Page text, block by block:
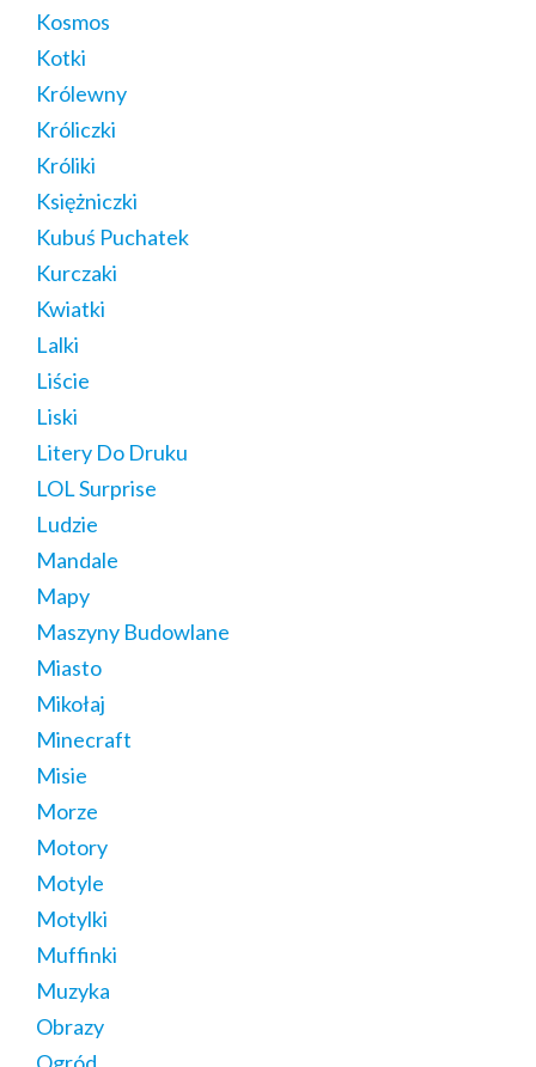
Kosmos
Kotki
Królewny
Króliczki
Króliki
Księżniczki
Kubuś Puchatek
Kurczaki
Kwiatki
Lalki
Liście
Liski
Litery Do Druku
LOL Surprise
Ludzie
Mandale
Mapy
Maszyny Budowlane
Miasto
Mikołaj
Minecraft
Misie
Morze
Motory
Motyle
Motylki
Muffinki
Muzyka
Obrazy